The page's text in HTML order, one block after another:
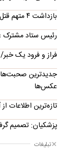
بازداشت ۴ متهم قتل حمیدرضا رجب‌زاده
رئیس ستاد مشترک
فراز و فرود یک
جدیدترین
عکس‌ها
تازه‌ترین اطلاعات
پزشکیان: تصمیم
تبلیغات